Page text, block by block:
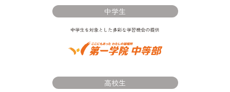
中学生
高校生